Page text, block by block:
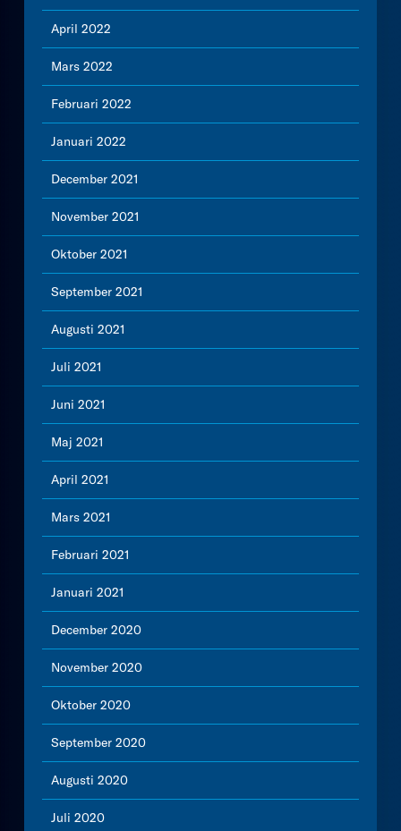
April 2022
Mars 2022
Februari 2022
Januari 2022
December 2021
November 2021
Oktober 2021
September 2021
Augusti 2021
Juli 2021
Juni 2021
Maj 2021
April 2021
Mars 2021
Februari 2021
Januari 2021
December 2020
November 2020
Oktober 2020
September 2020
Augusti 2020
Juli 2020